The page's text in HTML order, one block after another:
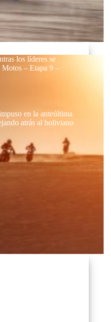
los líderes se
Motos – Etapa 9 –
en la anteúltima
atrás al boliviano